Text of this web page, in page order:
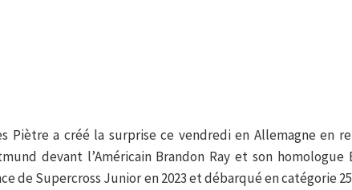
Piètre a créé la surprise ce vendredi en Allemagne en
devant l’Américain Brandon Ray et son homologue
de Supercross Junior en 2023 et débarqué en catégorie